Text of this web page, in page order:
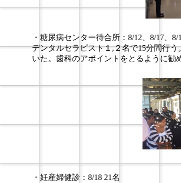
・糖尿病センター待合所：8/12、8/17
デンタルセラピスト１,２名で15分間行
いた。歯科のアポイントをとるように勧
・妊産婦健診：8/18 21名